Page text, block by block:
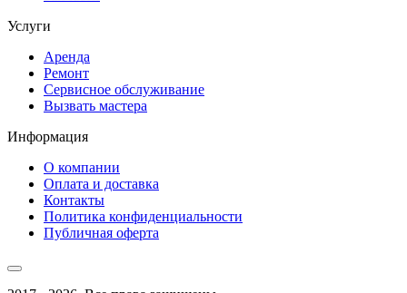
Услуги
Аренда
Ремонт
Сервисное обслуживание
Вызвать мастера
Информация
О компании
Оплата и доставка
Контакты
Политика конфиденциальности
Публичная оферта